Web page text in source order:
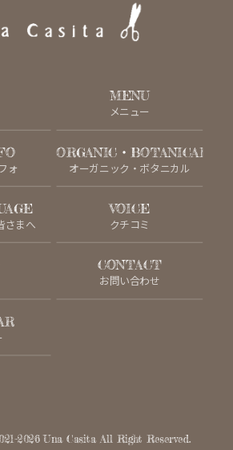
MENU
メニュー
ォ
ORGANIC・BOTANICAL
オーガニック・ボタニカル
さまへ
VOICE
クチコミ
CONTACT
お問い合わせ
2026Una Casita All Right Reserved.